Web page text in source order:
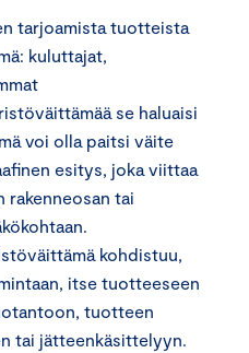
tarjoamista tuotteista
kuluttajat,
se haluaisi
voi olla paitsi väite
esitys, joka viittaa
rakenneosan tai
kohdistuu,
itse tuotteeseen
tuotteen
tai jätteenkäsittelyyn.